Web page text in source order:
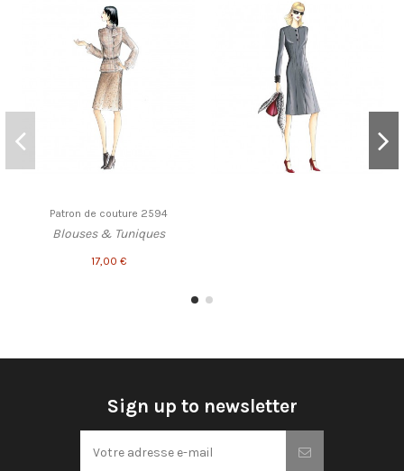
Patron de couture 2594
Blouses & Tuniques
17,00 €
Sign up to newsletter